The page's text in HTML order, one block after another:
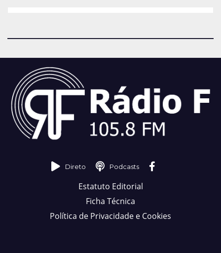
Direto Podcasts
Estatuto Editorial
Ficha Técnica
Política de Privacidade e Cookies